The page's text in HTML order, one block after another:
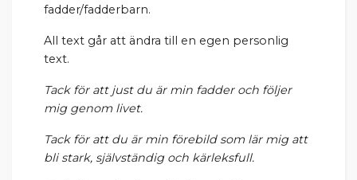
fadder/fadderbarn.
All text går att ändra till en egen personlig
text.
Tack för att just du är min fadder och följer
mig genom livet.
Tack för att du är min förebild som lär mig att
bli stark, självständig och kärleksfull.